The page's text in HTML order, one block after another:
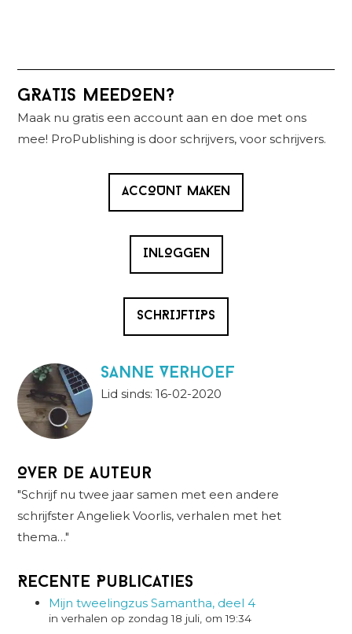
Primaire
Sidebar
GRATIS MEEDOEN?
Maak nu gratis een account aan en doe met ons
mee! ProPublishing is door schrijvers, voor schrijvers.
ACCOUNT MAKEN
INLOGGEN
SCHRIJFTIPS
Sanne Verhoef
Lid sinds: 16-02-2020
Over de auteur
"Schrijf nu twee jaar samen met een andere
schrijfster Angeliek Voorlis, verhalen met het
thema…"
Recente Publicaties
Mijn tweelingzus Samantha, deel 4
in verhalen op zondag 18 juli, om 19:34